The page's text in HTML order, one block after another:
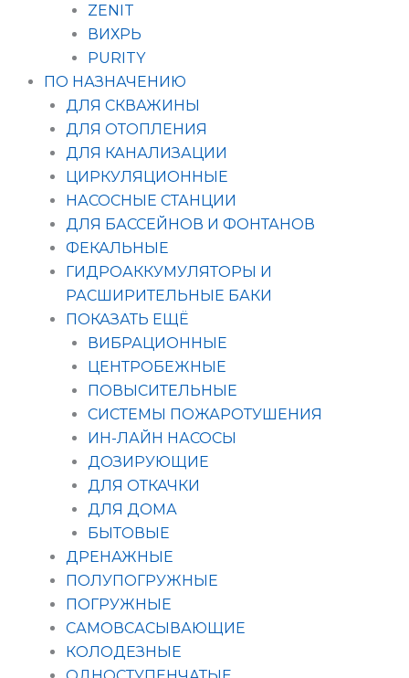
ZENIT
ВИХРЬ
PURITY
ПО НАЗНАЧЕНИЮ
ДЛЯ СКВАЖИНЫ
ДЛЯ ОТОПЛЕНИЯ
ДЛЯ КАНАЛИЗАЦИИ
ЦИРКУЛЯЦИОННЫЕ
НАСОСНЫЕ СТАНЦИИ
ДЛЯ БАССЕЙНОВ И ФОНТАНОВ
ФЕКАЛЬНЫЕ
ГИДРОАККУМУЛЯТОРЫ И
РАСШИРИТЕЛЬНЫЕ БАКИ
ПОКАЗАТЬ ЕЩЁ
ВИБРАЦИОННЫЕ
ЦЕНТРОБЕЖНЫЕ
ПОВЫСИТЕЛЬНЫЕ
СИСТЕМЫ ПОЖАРОТУШЕНИЯ
ИН-ЛАЙН НАСОСЫ
ДОЗИРУЮЩИЕ
ДЛЯ ОТКАЧКИ
ДЛЯ ДОМА
БЫТОВЫЕ
ДРЕНАЖНЫЕ
ПОЛУПОГРУЖНЫЕ
ПОГРУЖНЫЕ
САМОВСАСЫВАЮЩИЕ
КОЛОДЕЗНЫЕ